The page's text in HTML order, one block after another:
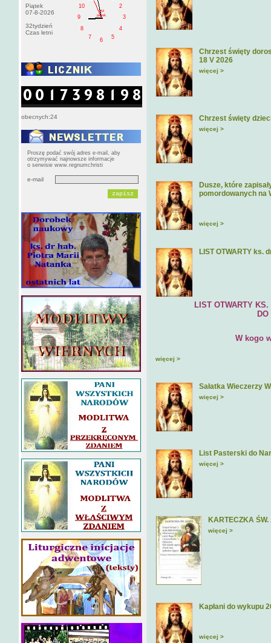
Piątek
07-8-2026
32tydzień
Czas letni
2
3
4
5
6
7
8
9
10
PM
pištek
obecnych:24
Proszę podać swój adres e-mail, aby
otrzymywać najnowsze informacje
o serwisie www.regnumchristi
e-mail
Chrzest święty
18 V 2026
więcej >
Chrzest święty
więcej >
Dusze, które
pomordowanych na
więcej >
LIST OTWARTY ks.
LIST OTWARTY KS. DR
DO
W kogo
więcej >
Sałatka Wieczerzy
więcej >
List Pasterski do
więcej >
KARTECZKA ŚW.
więcej >
Kapłani do wykupu
więcej >